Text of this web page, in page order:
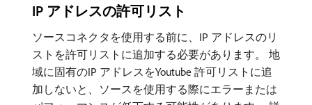
IP アドレスの許可リスト
ソースコネクタを使用する前に、IP アドレスのリ
ストを許可リストに追加する必要があります。 地
域に固有のIP アドレスをYoutube 許可リストに追
加しないと、ソースを使用する際にエラーまたは